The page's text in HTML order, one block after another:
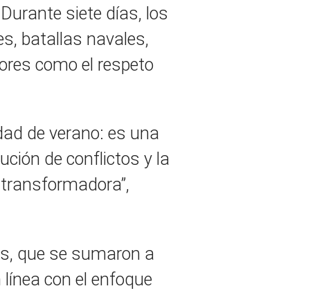
siete días, los
batallas navales,
como el respeto
de verano: es una
de conflictos y la
que se sumaron a
con el enfoque